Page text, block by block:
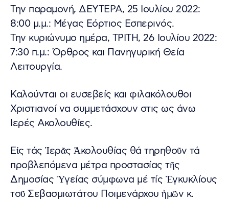
Την παραμονή, ΔΕΥΤΕΡΑ, 25 Ιουλίου 2022:
8:00 μ.μ.: Μέγας Εόρτιος Εσπερινός.
Την κυριώνυμο ημέρα, ΤΡΙΤΗ, 26 Ιουλίου 2022:
7:30 π.μ.: Όρθρος και Πανηγυρική Θεία
Λειτουργία.
Καλούνται οι ευσεβείς και φιλακόλουθοι
Χριστιανοί να συμμετάσχουν στις ως άνω
Ιερές Ακολουθίες.
Εἰς τάς Ἱερᾶς Ἀκολουθίας θά τηρηθοῦν τά
προβλεπόμενα μέτρα προστασίας τῆς
Δημοσίας Ὑγείας σύμφωνα μέ τίς Ἐγκυκλίους
τοῦ Σεβασμιωτάτου Ποιμενάρχου ἡμῶν κ.